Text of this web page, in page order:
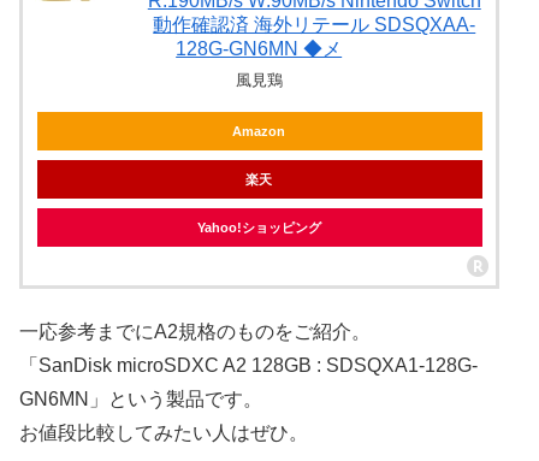
動作確認済 海外リテール SDSQXAA-
128G-GN6MN ◆メ
風見鶏
Amazon
楽天
Yahoo!ショッピング
一応参考までにA2規格のものをご紹介。
「SanDisk microSDXC A2 128GB : SDSQXA1-128G-
GN6MN」という製品です。
お値段比較してみたい人はぜひ。